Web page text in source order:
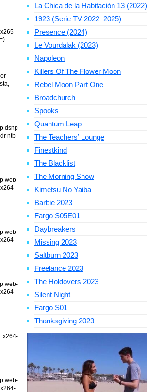
dsnp
ntb
web-
web-
web-
x264-
web-
La Chica de la Habitación 13 (2022)
1923 (Serie TV 2022–2025)
Presence (2024)
Le Vourdalak (2023)
Napoleon
Killers Of The Flower Moon
Rebel Moon Part One
Broadchurch
Spooks
Quantum Leap
The Teachers’ Lounge
Finestkind
The Blacklist
The Morning Show
Kimetsu No Yaiba
Barbie 2023
Fargo S05E01
Daybreakers
Missing 2023
Saltburn 2023
Freelance 2023
The Holdovers 2023
Silent Night
Fargo S01
Thanksgiving 2023